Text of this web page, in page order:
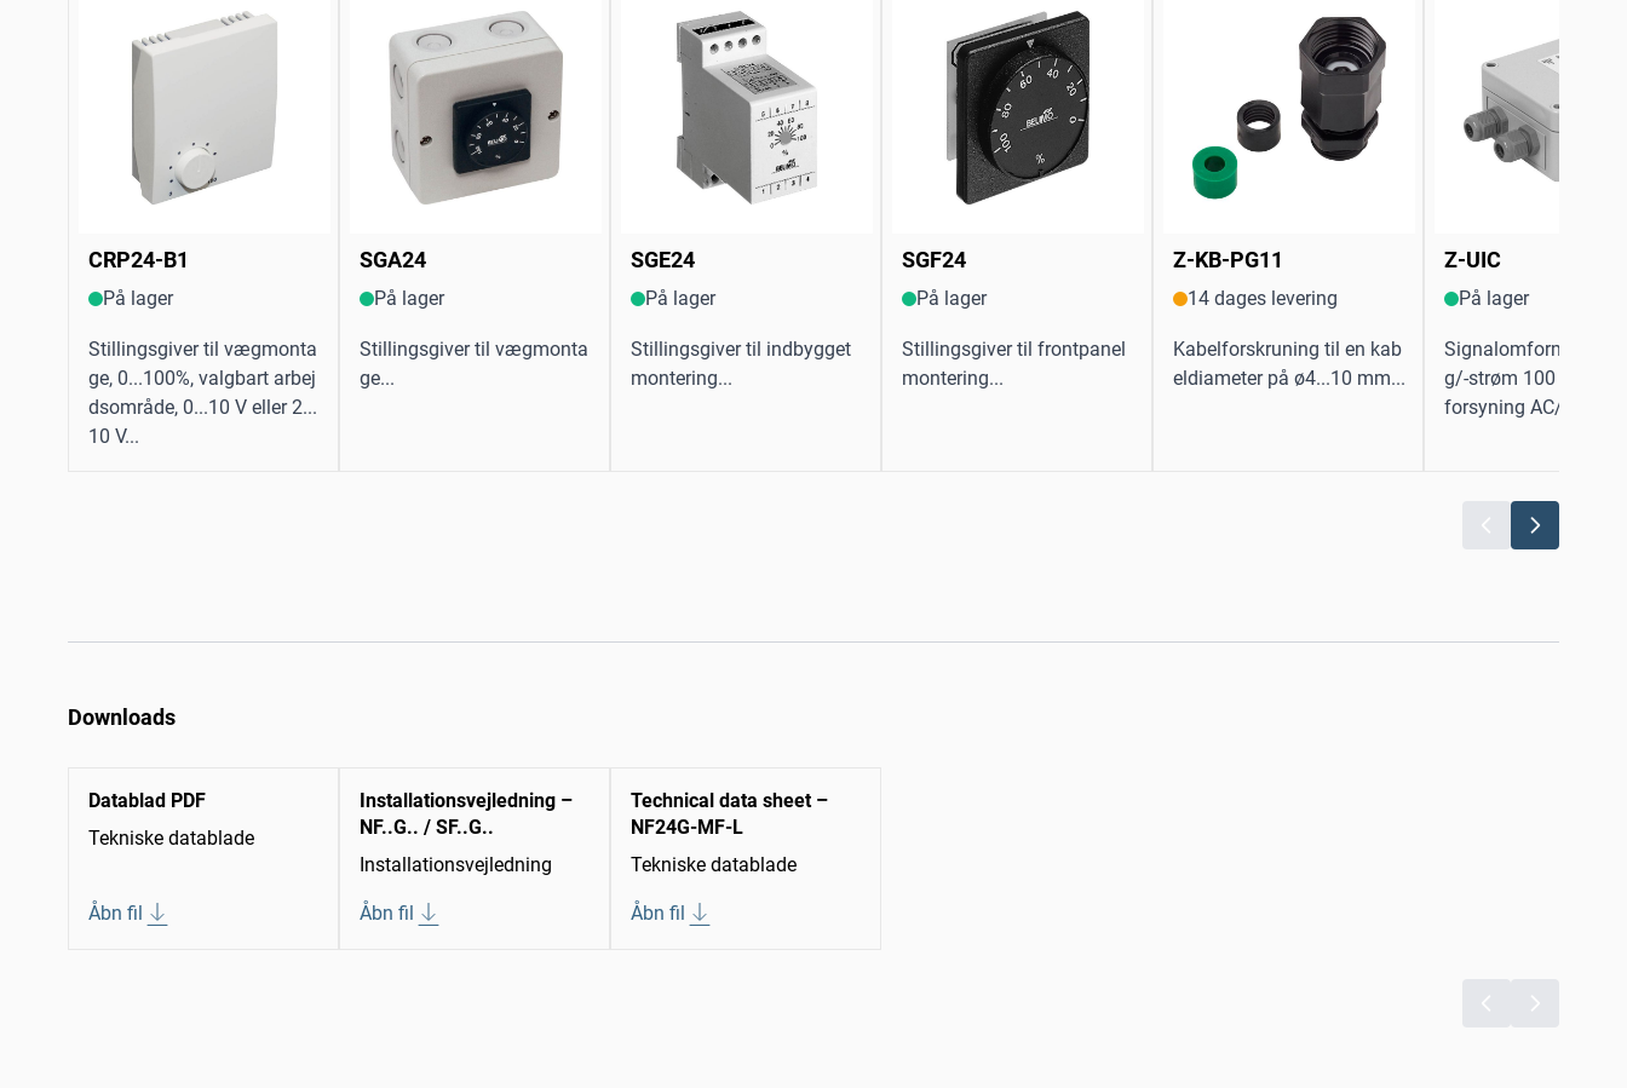
CRP24-B1
På lager
Stillingsgiver til vægmonta
ge, 0...100%, valgbart arbej
dsområde, 0...10 V eller 2...
10 V...
SGA24
På lager
Stillingsgiver til vægmonta
ge...
SGE24
På lager
Stillingsgiver til indbygget
montering...
SGF24
På lager
Stillingsgiver til frontpanel
montering...
Z-KB-PG11
14 dages levering
Kabelforskruning til en kab
eldiameter på ø4...10 mm...
Z-UIC
På lager
g/-strøm 100 kΩ
forsyning AC/DC 24
Downloads
Datablad PDF
Tekniske datablade
Åbn fil
Installationsvejledning –
NF..G.. / SF..G..
Installationsvejledning
Åbn fil
Technical data sheet –
NF24G-MF-L
Tekniske datablade
Åbn fil